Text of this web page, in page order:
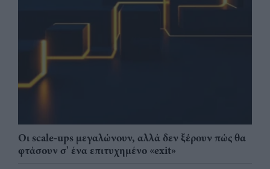
Οι scale-ups μεγαλώνουν, αλλά δεν ξέρουν πώς θα
φτάσουν σ' ένα επιτυχημένο «exit»